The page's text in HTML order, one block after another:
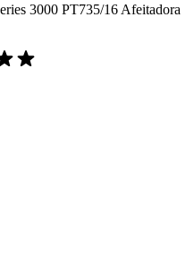
3000 PT735/16 Afeitadora